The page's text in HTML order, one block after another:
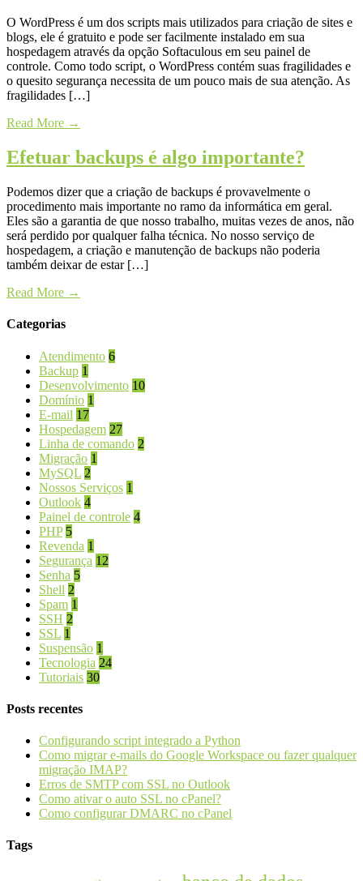
O WordPress é um dos scripts mais utilizados para criação de sites e
blogs, ele é gratuito e pode ser facilmente instalado em sua
hospedagem através da opção Softaculous em seu painel de
controle. Como todo script, o WordPress contém suas fragilidades e
o quesito segurança necessita de um pouco mais de sua atenção. As
fragilidades […]
Read More →
Efetuar backups é algo importante?
Podemos dizer que a criação de backups é provavelmente o
procedimento mais importante no ramo da informática em geral.
Eles são a garantia de que nosso trabalho, muitas vezes de anos, não
será perdido por qualquer falha técnica. No nosso serviço de
hospedagem, a criação e manutenção de backups não poderia
também deixar de estar […]
Read More →
Categorias
Atendimento 6
Backup 1
Desenvolvimento 10
Domínio 1
E-mail 17
Hospedagem 27
Linha de comando 2
Migração 1
MySQL 2
Nossos Serviços 1
Outlook 4
Painel de controle 4
PHP 5
Revenda 1
Segurança 12
Senha 5
Shell 2
Spam 1
SSH 2
SSL 1
Suspensão 1
Tecnologia 24
Tutoriais 30
Posts recentes
Configurando script integrado a Python
Como migrar e-mails do Google Workspace ou fazer qualquer
migração IMAP?
Erros de SMTP com SSL no Outlook
Como ativar o auto SSL no cPanel?
Como configurar DMARC no cPanel
Tags